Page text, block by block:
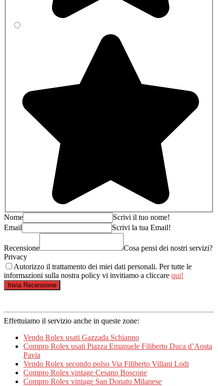
Nome
Scrivi il tuo nome!
Email
Scrivi la tua Email!
Recensione
Cosa pensi dei nostri servizi?
Privacy
Autorizzo il trattamento dei miei dati personali. Per tutte le
informazioni sulla nostra policy vi invitiamo a cliccare qui!
Effettuiamo il servizio anche in queste zone:
Vendo Rolex usati Gazzada Schianno
Compro Rolex usati Piazza Emanuele Filiberto Duca d’Aosta
Pavia
Vendo Rolex secondo polso Via Filiberto Villani Lodi
Compro Rolex vintage Cesano Boscone
Compro Rolex vintage San Donato Milanese